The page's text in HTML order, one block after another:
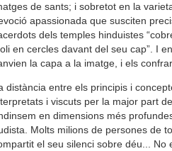
de sants; i sobretot en la
apassionada que susciten
dels temples hinduistes
en cercles davant del seu cap”. I
la capa a la imatge, i els
distància entre els principis i
i viscuts per la major part
en dimensions més
Molts milions de persones de
el seu silenci sobre déu...